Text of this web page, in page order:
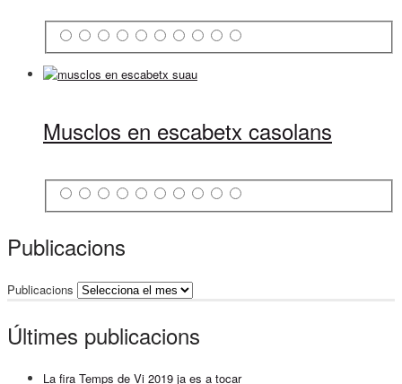
Musclos en escabetx casolans
Publicacions
Publicacions
Últimes publicacions
La fira Temps de Vi 2019 ja es a tocar